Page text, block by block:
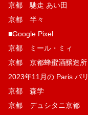
京都 馳走 あい田
京都 半々
■Google Pixel
京都 ミール・ミィ
京都 京都蜂蜜酒醸造所
2023年11月の Paris パリ
京都 森学
京都 デュシタニ京都